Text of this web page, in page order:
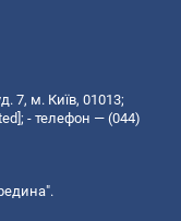
7, м. Київ, 01013;
; - телефон — (044)